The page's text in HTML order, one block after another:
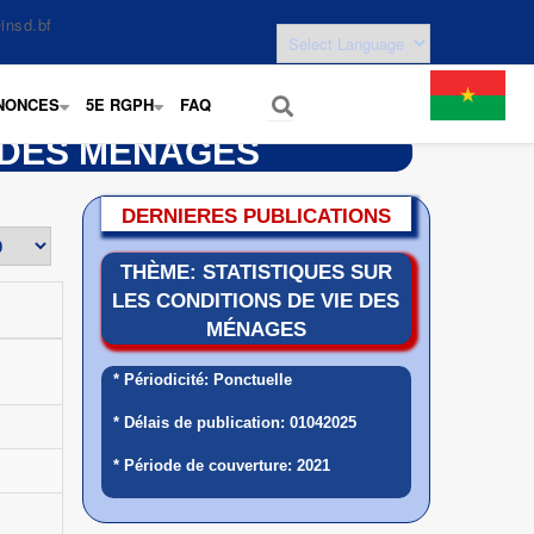
+ +
5E RGPH FAQ
MENAGES
DERNIERES PUBLICATIONS
THÈME: STATISTIQUES SUR
LES CONDITIONS DE VIE DES
MÉNAGES
* Périodicité: Ponctuelle
* Délais de publication: 01042025
* Période de couverture: 2021